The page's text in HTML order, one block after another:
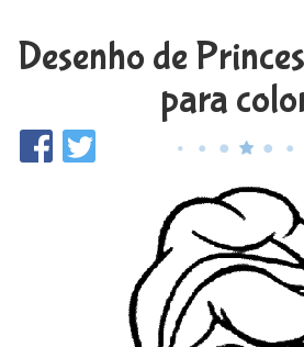
Desenho de
para